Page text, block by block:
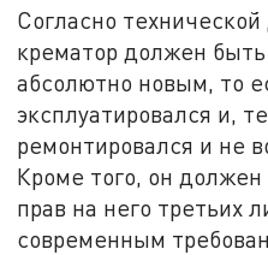
Согласно
крематор должен
абсолютно новым, то
эксплуатировался и,
ремонтировался и не
Кроме того, он
прав на него третьих
современным